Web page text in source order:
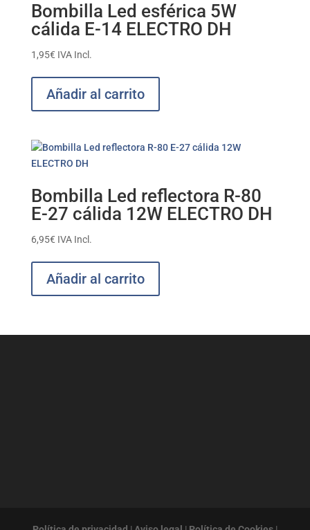
Bombilla Led esférica 5W
cálida E-14 ELECTRO DH
1,95€ IVA Incl.
Añadir al carrito
Bombilla Led reflectora R-80
E-27 cálida 12W ELECTRO DH
6,95€ IVA Incl.
Añadir al carrito